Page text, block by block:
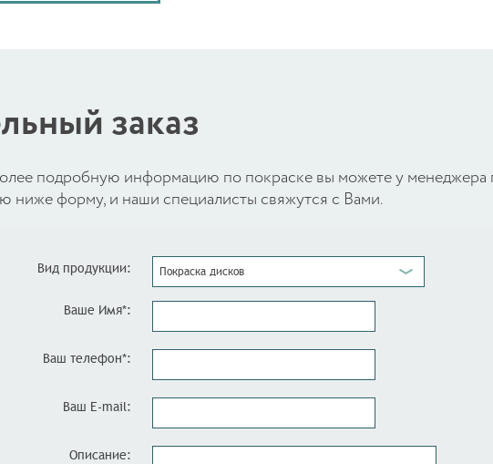
заказ
подробную информацию по покраске вы можете у менеджера
ниже форму, и наши специалисты свяжутся с Вами.
Вид продукции: Покраска дисков
Ваше Имя*:
Ваш телефон*:
Ваш E-mail:
Описание: